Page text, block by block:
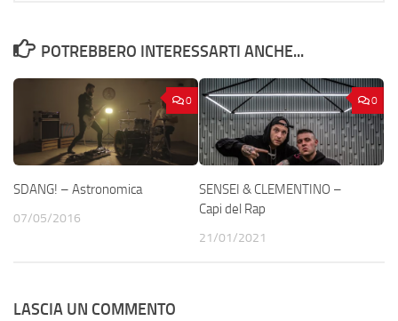
POTREBBERO INTERESSARTI ANCHE...
0
SDANG! – Astronomica
07/05/2016
0
SENSEI & CLEMENTINO –
Capi del Rap
21/01/2021
LASCIA UN COMMENTO